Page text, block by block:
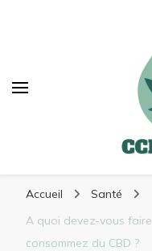
Accueil
Santé
A quoi devez-vous
consommez du CBD ?